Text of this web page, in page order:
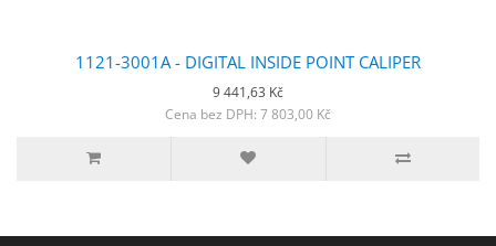
1121-3001A - DIGITAL INSIDE POINT CALIPER
9 441,63 Kč
Cena bez DPH: 7 803,00 Kč